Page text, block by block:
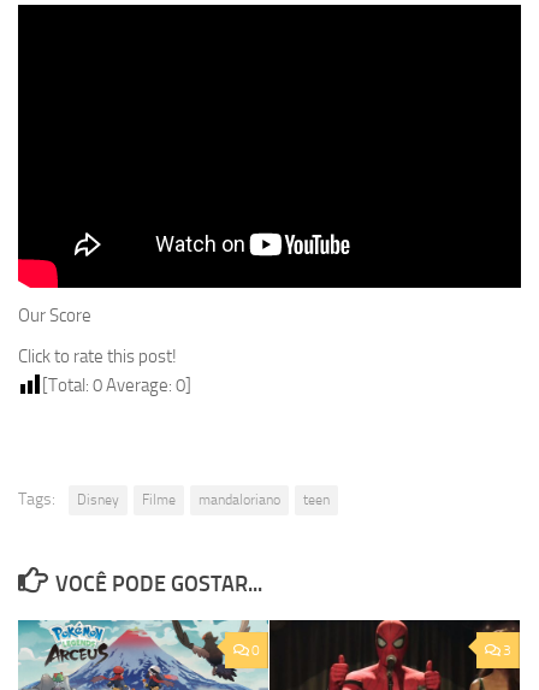
Our Score
Click to rate this post!
[Total: 0Average: 0]
Tags: Disney Filme mandaloriano teen
VOCÊ PODE GOSTAR...
0 3